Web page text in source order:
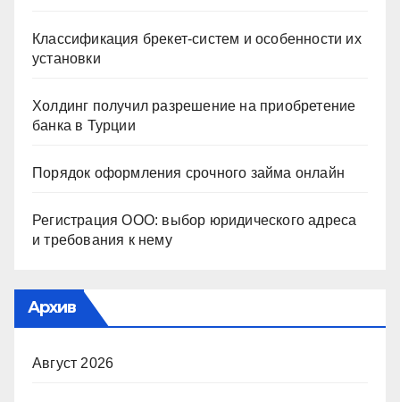
Классификация брекет-систем и особенности их
установки
Холдинг получил разрешение на приобретение
банка в Турции
Порядок оформления срочного займа онлайн
Регистрация ООО: выбор юридического адреса
и требования к нему
Архив
Август 2026